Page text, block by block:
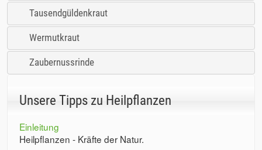
Tausendgüldenkraut
Wermutkraut
Zaubernussrinde
Unsere Tipps zu Heilpflanzen
Einleitung
Heilpflanzen - Kräfte der Natur.